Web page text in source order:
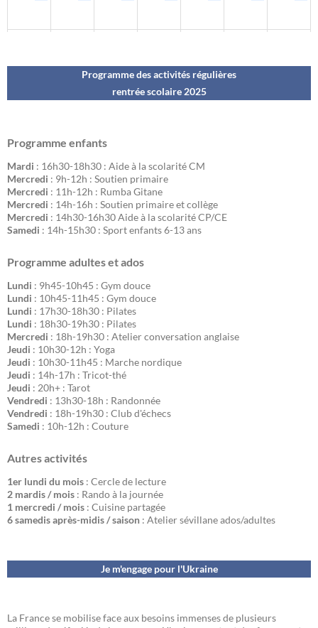
Programme des activités régulières
rentrée scolaire 2025
Programme enfants
Mardi : 16h30-18h30 : Aide à la scolarité CM
Mercredi : 9h-12h : Soutien primaire
Mercredi : 11h-12h : Rumba Gitane
Mercredi : 14h-16h : Soutien primaire et collège
Mercredi : 14h30-16h30 Aide à la scolarité CP/CE
Samedi : 14h-15h30 : Sport enfants 6-13 ans
Programme adultes et ados
Lundi : 9h45-10h45 : Gym douce
Lundi : 10h45-11h45 : Gym douce
Lundi : 17h30-18h30 : Pilates
Lundi : 18h30-19h30 : Pilates
Mercredi : 18h-19h30 : Atelier conversation anglaise
Jeudi : 10h30-12h : Yoga
Jeudi : 10h30-11h45 : Marche nordique
Jeudi : 14h-17h : Tricot-thé
Jeudi : 20h+ : Tarot
Vendredi : 13h30-18h : Randonnée
Vendredi : 18h-19h30 : Club d'échecs
Samedi : 10h-12h : Couture
Autres activités
1er lundi du mois : Cercle de lecture
2 mardis / mois : Rando à la journée
1 mercredi / mois : Cuisine partagée
6 samedis après-midis / saison : Atelier sévillane ados/adultes
Je m'engage pour l'Ukraine
La France se mobilise face aux besoins immenses de plusieurs